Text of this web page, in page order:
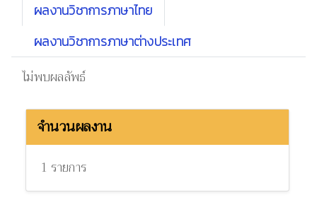
ผลงานวิชาการภาษาไทย
ผลงานวิชาการภาษาต่างประเทศ
ไม่พบผลลัพธ์
จำนวนผลงาน
1 รายการ